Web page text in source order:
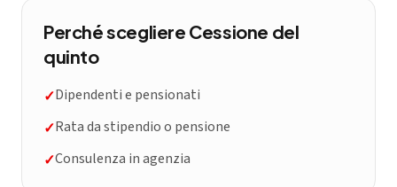
Perché scegliere Cessione del
quinto
✓Dipendenti e pensionati
✓Rata da stipendio o pensione
✓Consulenza in agenzia